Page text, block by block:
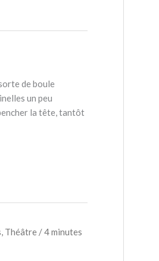
de boule
un peu
la tête, tantôt
Théâtre/4 minutes